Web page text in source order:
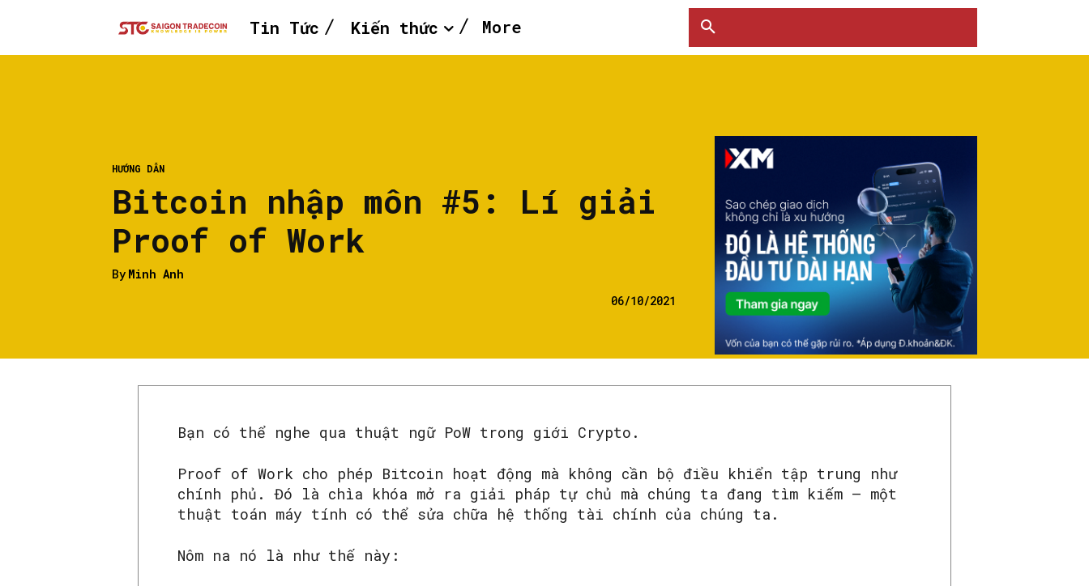
Tin Tức Kiến thức More
HƯỚNG DẪN
Bitcoin nhập môn #5: Lí giải
Proof of Work
By Minh Anh
06/10/2021
Bạn có thể nghe qua thuật ngữ PoW trong giới Crypto.
Proof of Work cho phép Bitcoin hoạt động mà không cần bộ điều khiển tập trung như
chính phủ. Đó là chìa khóa mở ra giải pháp tự chủ mà chúng ta đang tìm kiếm – một
thuật toán máy tính có thể sửa chữa hệ thống tài chính của chúng ta.
Nôm na nó là như thế này: